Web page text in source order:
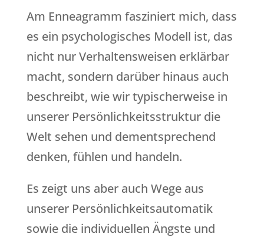
Am Enneagramm fasziniert mich, dass
es ein psychologisches Modell ist, das
nicht nur Verhaltensweisen erklärbar
macht, sondern darüber hinaus auch
beschreibt, wie wir typischerweise in
unserer Persönlichkeitsstruktur die
Welt sehen und dementsprechend
denken, fühlen und handeln.
Es zeigt uns aber auch Wege aus
unserer Persönlichkeitsautomatik
sowie die individuellen Ängste und